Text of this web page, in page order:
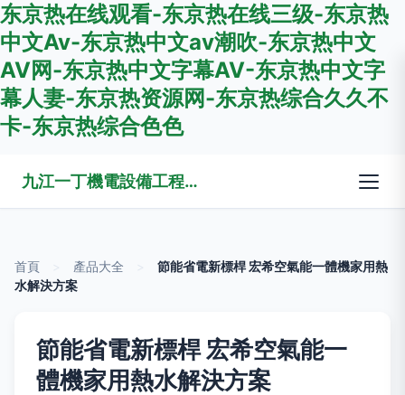
东京热在线观看-东京热在线三级-东京热
中文Av-东京热中文av潮吹-东京热中文
AV网-东京热中文字幕AV-东京热中文字
幕人妻-东京热资源网-东京热综合久久不
卡-东京热综合色色
九江一丁機電設備工程有限公司
首頁 產品大全
節能省電新標桿 宏希空氣能一體機家用熱
水解決方案
節能省電新標桿 宏希空氣能一
體機家用熱水解決方案